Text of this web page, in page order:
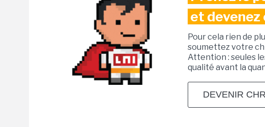
et devenez
Pour cela rien de
soumettez votre
Attention : seules
qualité avant la
DEVENIR